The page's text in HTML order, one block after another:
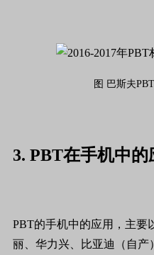
图 巴斯夫
3. PBT在手机中的
PBT的手机中的应用，主要
丽、华力兴、比亚迪（自产